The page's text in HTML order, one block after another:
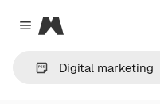
Close menu
Magnific